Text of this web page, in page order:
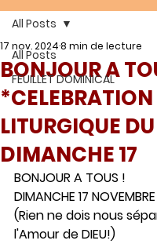
All Posts
FEUILLET DOMINICAL
All Posts
BONJOUR A
*CELEBRATION
LITURGIQUE
DIMANCHE 17
17 nov. 20248 min de lecture
BONJOUR A TOUS !
DIMANCHE 17
(Rien ne dois nous
l'Amour de DIEU!)